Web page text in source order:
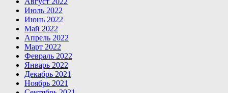
Июль 2022
Июнь 2022
Май 2022
Апрель 2022
Март 2022
Февраль 2022
Январь 2022
Декабрь 2021
Ноябрь 2021